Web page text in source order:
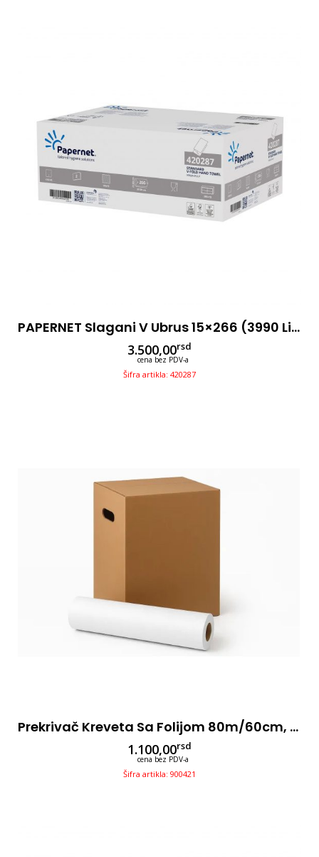
PAPERNET Slagani V Ubrus 15×266 (3990 Listića) – 2 Sl – V – Super
3.500,00rsd
cena bez PDV-a
Šifra artikla: 420287
Prekrivač Kreveta Sa Folijom 80m/60cm, 2-Sl
1.100,00rsd
cena bez PDV-a
Šifra artikla: 900421